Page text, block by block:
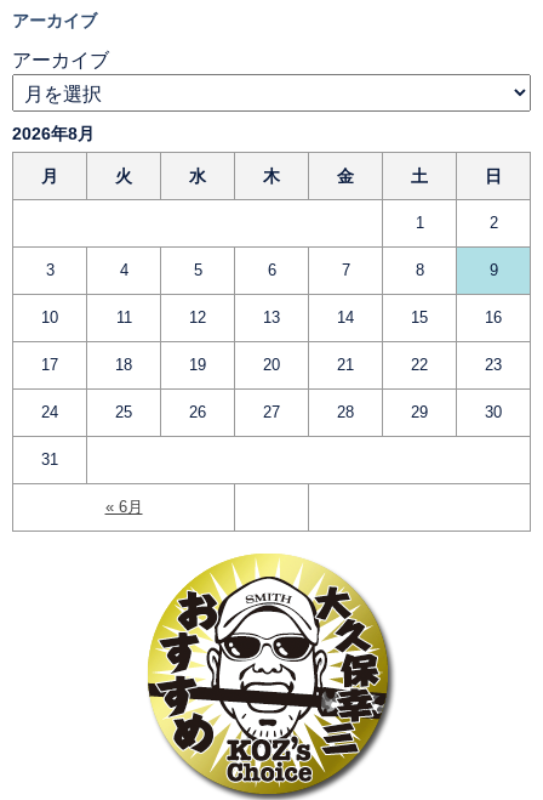
アーカイブ
アーカイブ
2026年8月
月 火 水 木 金 土 日
« 6月
1 2
3 4 5 6 7 8 9
10 11 12 13 14 15 16
17 18 19 20 21 22 23
24 25 26 27 28 29 30
31